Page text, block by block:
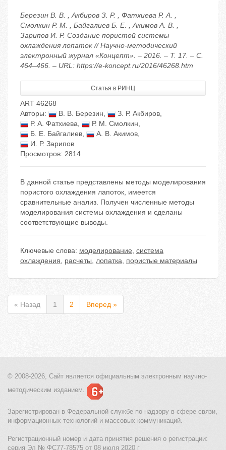
Березин В. В. , Акбиров З. Р. , Фатхиева Р. А. ,
Смолкин Р. М. , Байгалиев Б. Е. , Акимов А. В. ,
Зарипов И. Р. Создание пористой системы
охлаждения лопаток // Научно-методический
электронный журнал «Концепт». – 2016. – Т. 17. – С.
464–466. – URL: https://e-koncept.ru/2016/46268.htm
Статья в РИНЦ
ART 46268
Авторы:
В. В. Березин, З. Р. Акбиров,
Р. А. Фатхиева, Р. М. Смолкин,
Б. Е. Байгалиев, А. В. Акимов,
И. Р. Зарипов
Просмотров: 2814
В данной статье представлены методы моделирования
пористого охлаждения лапоток, имеется
сравнительные анализ. Получен численные методы
моделирования системы охлаждения и сделаны
соответствующие выводы.
Ключевые слова: моделирование, система
охлаждения, расчеты, лопатка, пористые материалы
« Назад 1 2 Вперед »
© 2008-2026, Сайт является официальным электронным научно-
методическим изданием.
Зарегистрирован в Федеральной службе по надзору в сфере связи,
информационных технологий и массовых коммуникаций.
Регистрационный номер и дата принятия решения о регистрации:
серия Эл № ФС77-78575 от 08 июля 2020 г